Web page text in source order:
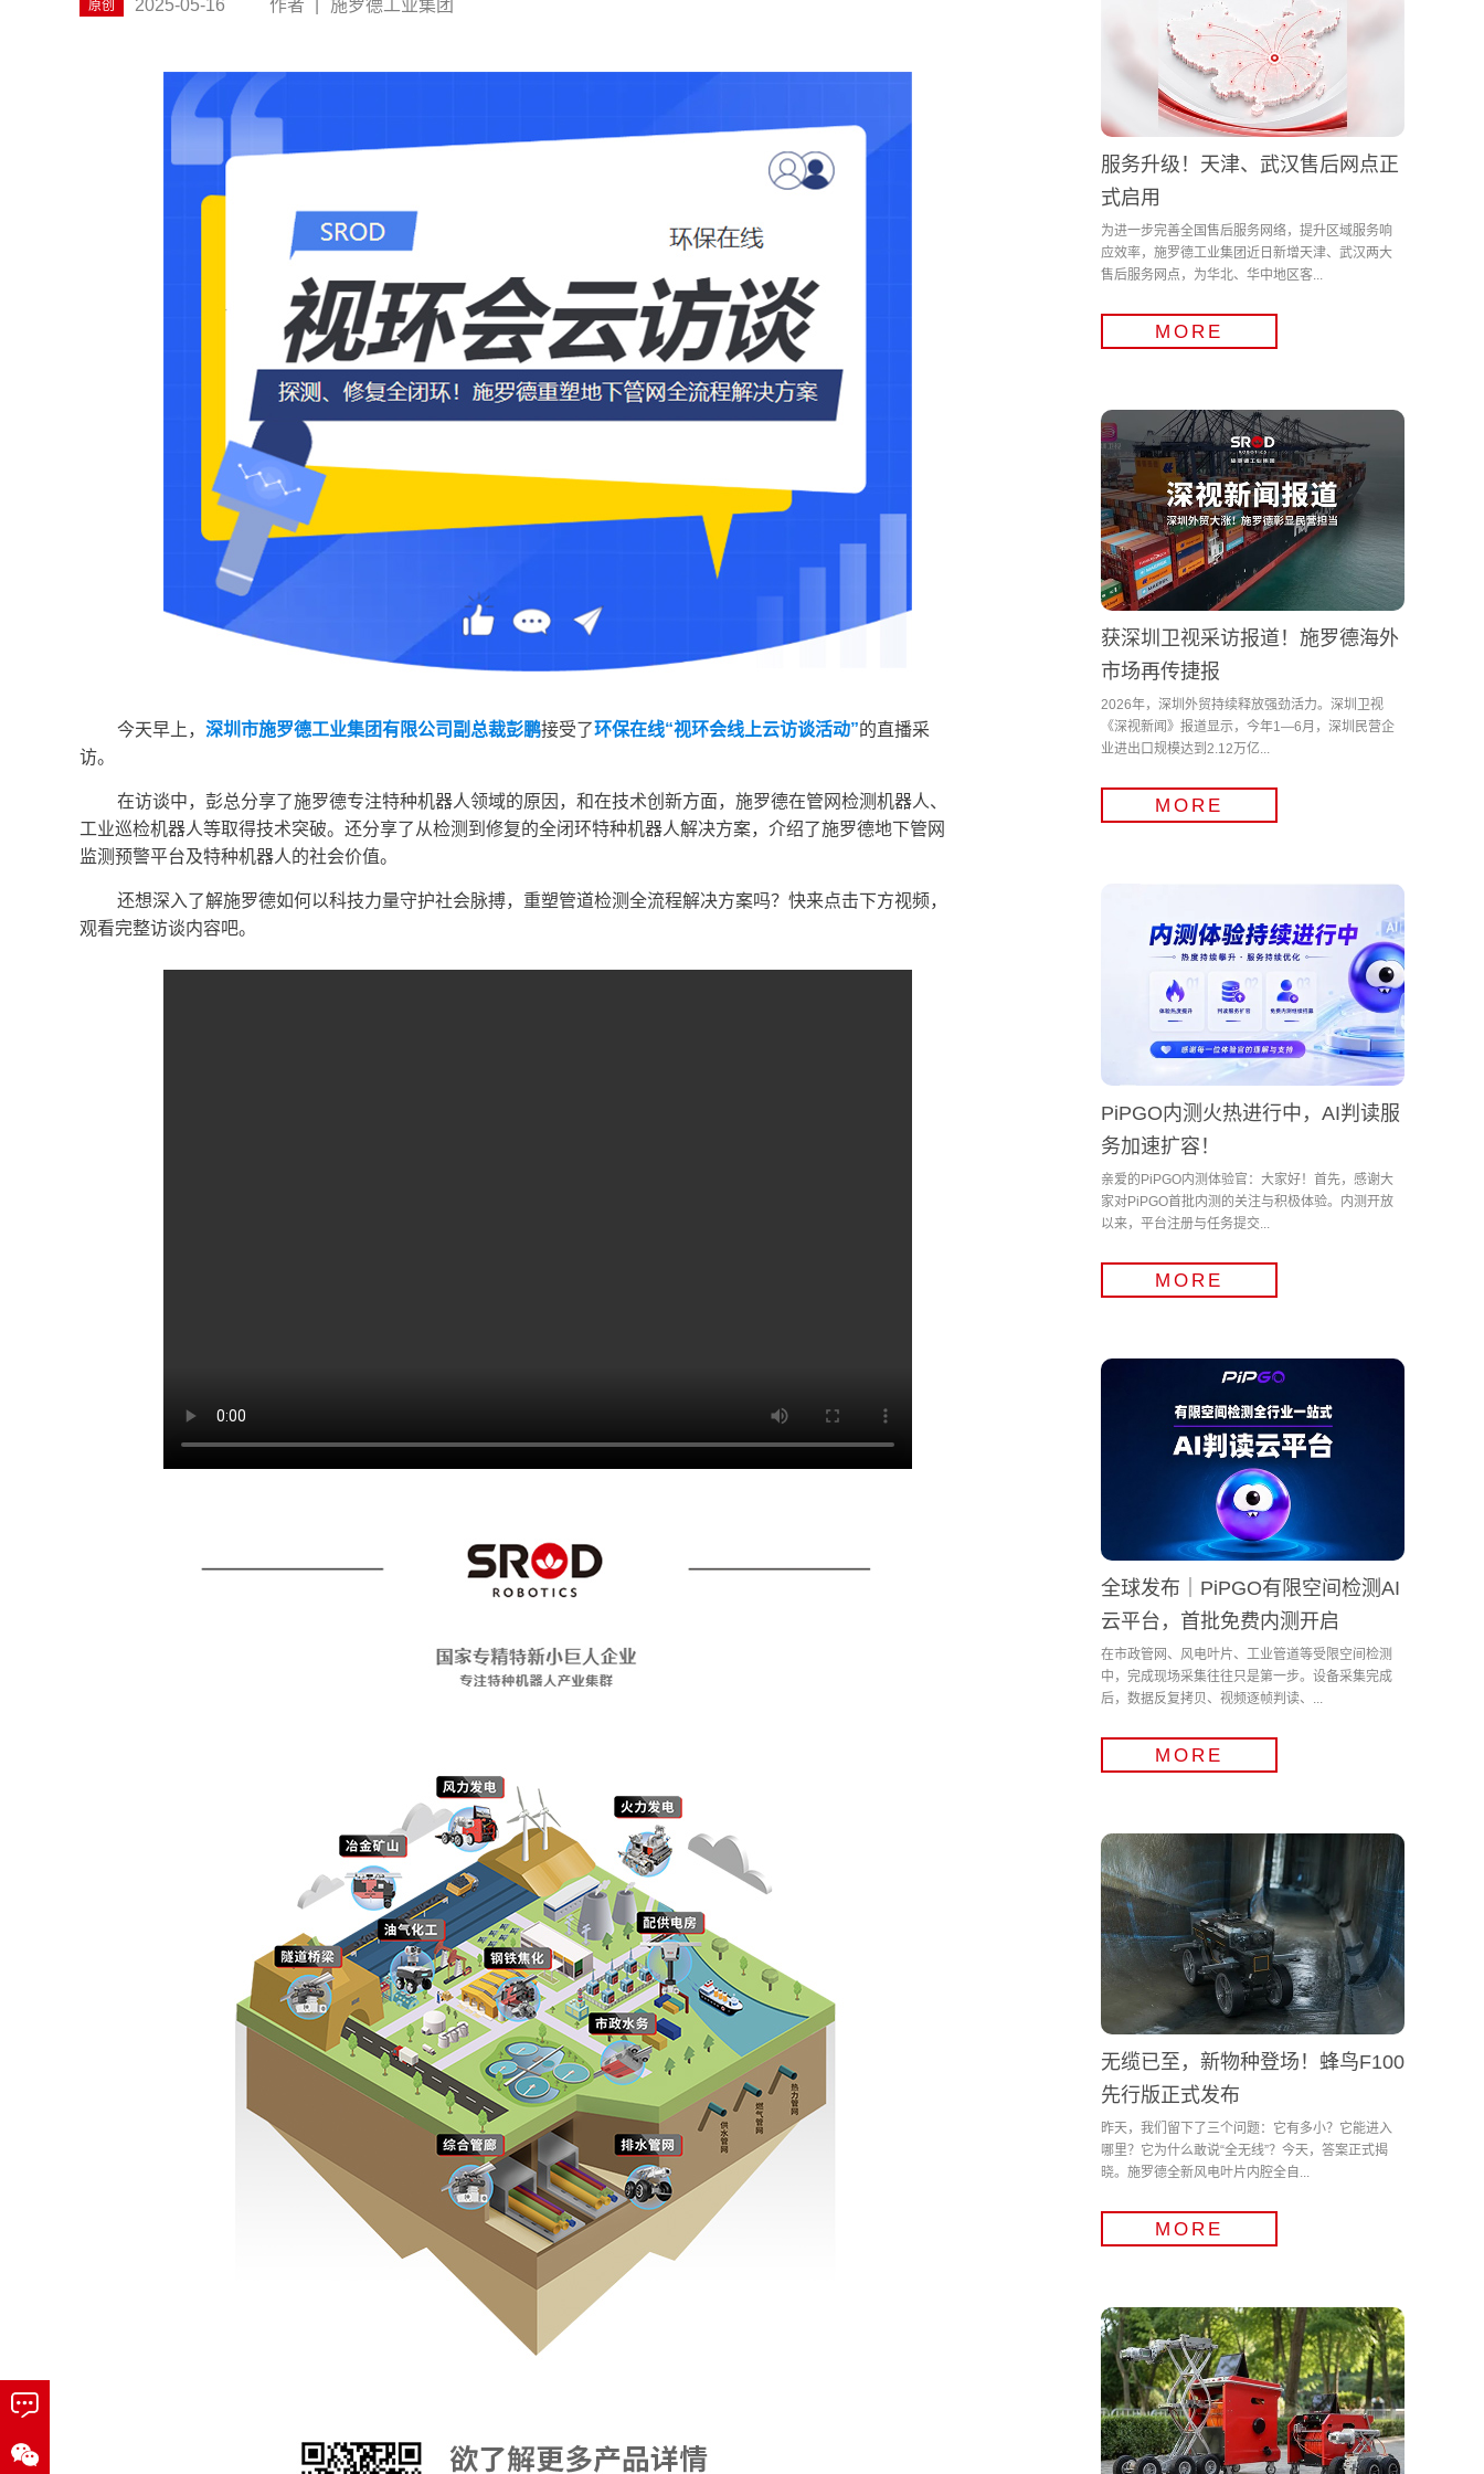
原创 2025-05-16 作者 施罗德工业集团
今天早上，深圳市施罗德工业集团有限公司副总裁彭鹏接受了环保在线“视环会线上云访谈活动”的直播采
访。
在访谈中，彭总分享了施罗德专注特种机器人领域的原因，和在技术创新方面，施罗德在管网检测机器人、
工业巡检机器人等取得技术突破。还分享了从检测到修复的全闭环特种机器人解决方案，介绍了施罗德地下管网
监测预警平台及特种机器人的社会价值。
还想深入了解施罗德如何以科技力量守护社会脉搏，重塑管道检测全流程解决方案吗？快来点击下方视频，
观看完整访谈内容吧。
服务升级！天津、武汉售后网点正
式启用
为进一步完善全国售后服务网络，提升区域服务响
应效率，施罗德工业集团近日新增天津、武汉两大
售后服务网点，为华北、华中地区客...
MORE
获深圳卫视采访报道！施罗德海外
市场再传捷报
2026年，深圳外贸持续释放强劲活力。深圳卫视
《深视新闻》报道显示，今年1—6月，深圳民营企
业进出口规模达到2.12万亿...
MORE
PiPGO内测火热进行中，AI判读服
务加速扩容！
亲爱的PiPGO内测体验官：大家好！首先，感谢大
家对PiPGO首批内测的关注与积极体验。内测开放
以来，平台注册与任务提交...
MORE
全球发布｜PiPGO有限空间检测AI
云平台，首批免费内测开启
在市政管网、风电叶片、工业管道等受限空间检测
中，完成现场采集往往只是第一步。设备采集完成
后，数据反复拷贝、视频逐帧判读、...
MORE
无缆已至，新物种登场！蜂鸟F100
先行版正式发布
昨天，我们留下了三个问题：它有多小？它能进入
哪里？它为什么敢说“全无线”？今天，答案正式揭
晓。施罗德全新风电叶片内腔全自...
MORE